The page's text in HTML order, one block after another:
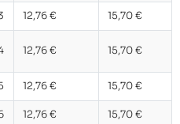
12,76 € 15,70 €
12,76 € 15,70 €
12,76 € 15,70 €
12,76 € 15,70 €